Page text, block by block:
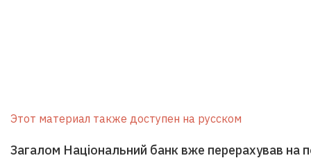
Этот материал также доступен на русском
Загалом Національний банк вже перерахував на